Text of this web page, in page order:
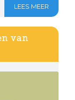
LEES MEER
van